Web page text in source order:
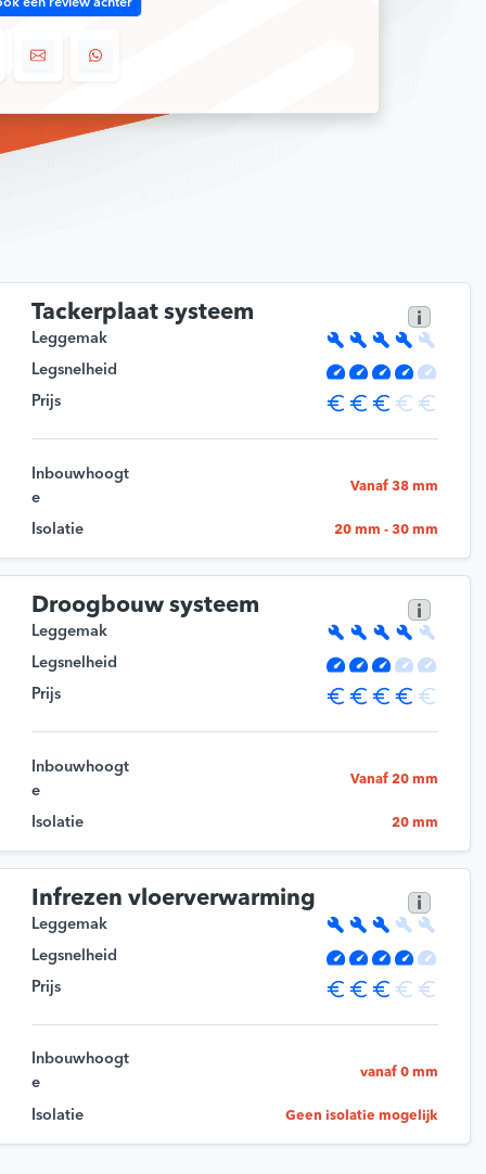
Tackerplaat systeem i
Leggemak
Legsnelheid
Prijs
Inbouwhoogt
e
Vanaf 38 mm
Isolatie 20 mm - 30 mm
Droogbouw systeem i
Leggemak
Legsnelheid
Prijs
Inbouwhoogt
e
Vanaf 20 mm
Isolatie 20 mm
Infrezen vloerverwarming i
Leggemak
Legsnelheid
Prijs
Inbouwhoogt
e
vanaf 0 mm
Isolatie Geen isolatie mogelijk